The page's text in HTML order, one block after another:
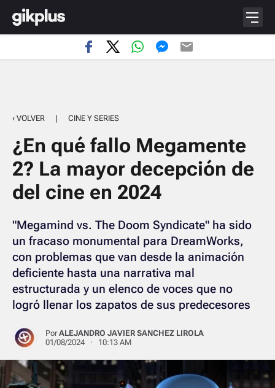
‹ VOLVER | CINE Y SERIES
¿En qué fallo Megamente
2? La mayor decepción de
del cine en 2024
"Megamind vs. The Doom Syndicate" ha sido
un fracaso monumental para DreamWorks,
con problemas que van desde la animación
deficiente hasta una narrativa mal
estructurada y un elenco de voces que no
logró llenar los zapatos de sus predecesores
PorALEJANDRO JAVIER SANCHEZ LIROLA
01/08/2024 · 10:13 AM